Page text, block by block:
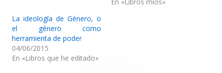
La ideología de Género, o
el género como
herramienta de poder
04/06/2015
En «Libros que he editado»